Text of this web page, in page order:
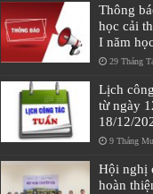
Thông
học cải
I năm
29 Tháng
Lịch
từ ngày
18/12/
9 Tháng
Hội nghị
hoàn